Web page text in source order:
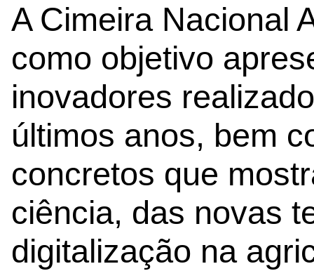
A Cimeira Nacional
como objetivo
inovadores
últimos anos, bem
concretos que
ciência, das novas
digitalização na